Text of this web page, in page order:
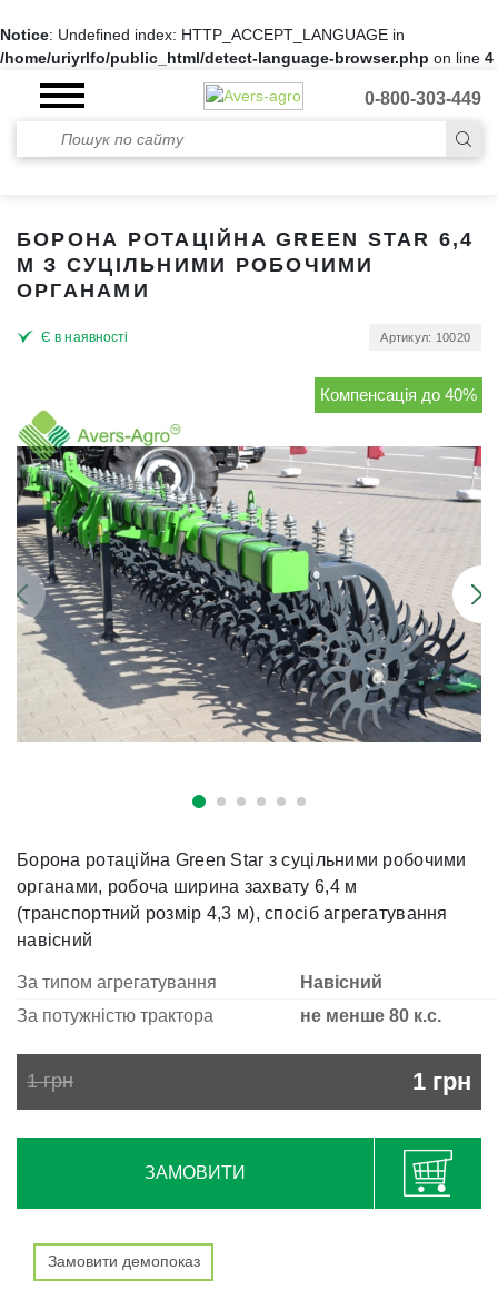
Notice: Undefined index: HTTP_ACCEPT_LANGUAGE in
/home/uriyrlfo/public_html/detect-language-browser.php on line 4
0-800-303-449
БОРОНА РОТАЦІЙНА GREEN STAR 6,4
М З СУЦІЛЬНИМИ РОБОЧИМИ
ОРГАНАМИ
Є в наявності Артикул: 10020
Компенсація до 40%
Борона ротаційна Green Star з суцільними робочими
органами, робоча ширина захвату 6,4 м
(транспортний розмір 4,3 м), спосіб агрегатування
навісний
За типом агрегатування
Навісний
За потужністю трактора
не менше 80 к.с.
1грн 1 грн
ЗАМОВИТИ
Замовити демопоказ